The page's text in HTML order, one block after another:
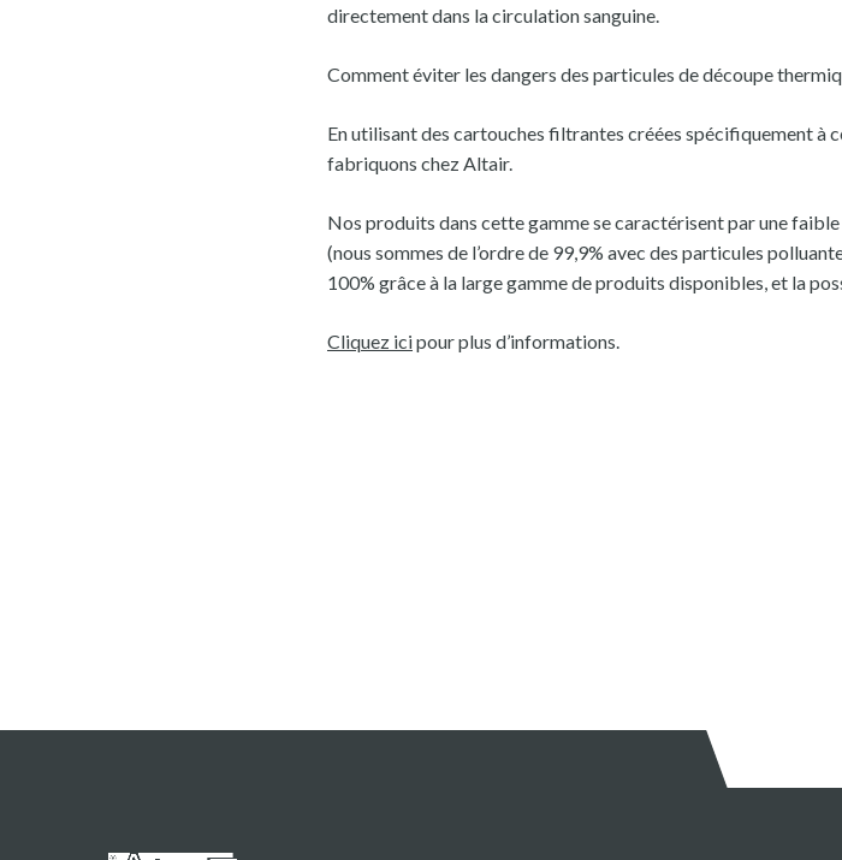
directement dans la circulation sanguine.
Comment éviter les dangers des particules de découpe
En utilisant des cartouches filtrantes créées spécifiquement à
fabriquons chez Altair.
Nos produits dans cette gamme se caractérisent par une
(nous sommes de l’ordre de 99,9% avec des particules
100% grâce à la large gamme de produits disponibles, et la
Cliquez icipour plus d’informations.